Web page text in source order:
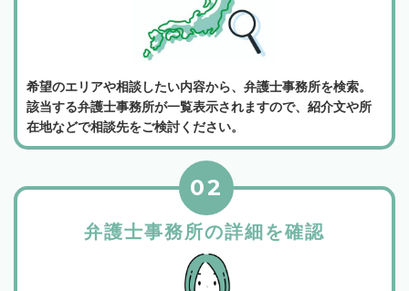
希望のエリアや相談したい内容から、弁護士事務所を検索。
該当する弁護士事務所が一覧表示されますので、紹介文や所
在地などで相談先をご検討ください。
弁護士事務所の詳細を確認
02